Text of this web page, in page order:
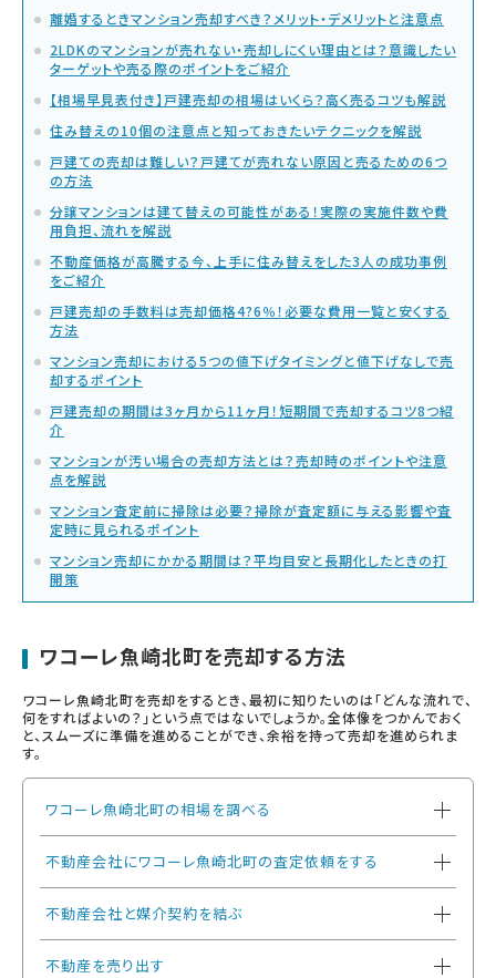
離婚するときマンション売却すべき？メリット・デメリットと注意点
2LDKのマンションが売れない・売却しにくい理由とは？意識したい
ターゲットや売る際のポイントをご紹介
【相場早見表付き】戸建売却の相場はいくら？高く売るコツも解説
住み替えの10個の注意点と知っておきたいテクニックを解説
戸建ての売却は難しい？戸建てが売れない原因と売るための6つ
の方法
分譲マンションは建て替えの可能性がある！実際の実施件数や費
用負担、流れを解説
不動産価格が高騰する今、上手に住み替えをした3人の成功事例
をご紹介
戸建売却の手数料は売却価格4?6％！必要な費用一覧と安くする
方法
マンション売却における5つの値下げタイミングと値下げなしで売
却するポイント
戸建売却の期間は3ヶ月から11ヶ月！短期間で売却するコツ8つ紹
介
マンションが汚い場合の売却方法とは？売却時のポイントや注意
点を解説
マンション査定前に掃除は必要？掃除が査定額に与える影響や査
定時に見られるポイント
マンション売却にかかる期間は？平均目安と長期化したときの打
開策
ワコーレ魚崎北町を売却する方法
ワコーレ魚崎北町を売却をするとき、最初に知りたいのは「どんな流れで、
何をすればよいの？」という点ではないでしょうか。全体像をつかんでおく
と、スムーズに準備を進めることができ、余裕を持って売却を進められま
す。
ワコーレ魚崎北町の相場を調べる
不動産会社にワコーレ魚崎北町の査定依頼をする
不動産会社と媒介契約を結ぶ
不動産を売り出す